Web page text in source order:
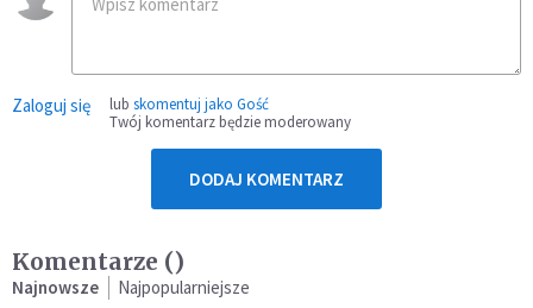
Zaloguj się lub skomentuj jako Gość
Twój komentarz będzie moderowany
DODAJ KOMENTARZ
Komentarze ()
Najnowsze Najpopularniejsze